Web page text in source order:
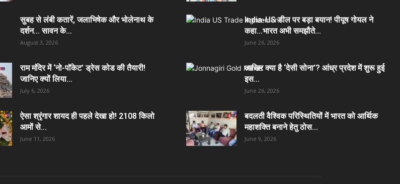
सुबह से लंबी कतारें, जलाभिषेक और भोलेनाथ के
दर्शन… सावन के...
August 3, 2026
राम मंदिर में ‘नो-पॉकेट’ ड्रेस कोड की तैयारी!
जानिए क्यों लिया...
July 6, 2026
ऐसा श्रृंगार शायद ही पहले देखा हो! 2108 किलो
आमों से...
June 11, 2026
India-US डील पर बड़ा बयान! पीयूष गोयल ने
कहा…भारत अभी समझौते...
June 26, 2026
आखिर क्या है ‘देसी सोना’? आंध्र प्रदेश में शुरू हुई
इस...
June 26, 2026
बदलती वैश्विक परिस्थितियों में भारत को आर्थिक
महाशक्ति बनाने हेतु ठोस...
June 9, 2026